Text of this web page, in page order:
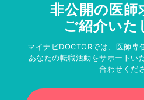
非公開の医師
ご紹介いた
マイナビDOCTORでは、医師専
あなたの転職活動をサポートい
合わせくだ